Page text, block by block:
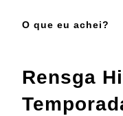
O que eu achei?
Rensga